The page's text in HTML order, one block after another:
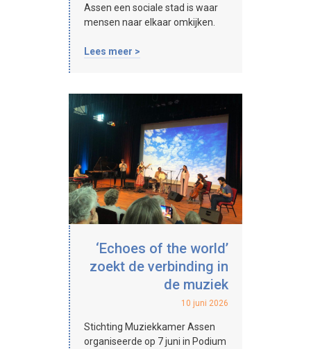
Assen een sociale stad is waar
mensen naar elkaar omkijken.
Lees meer >
‘Echoes of the world’
zoekt de verbinding in
de muziek
10 juni 2026
Stichting Muziekkamer Assen
organiseerde op 7 juni in Podium